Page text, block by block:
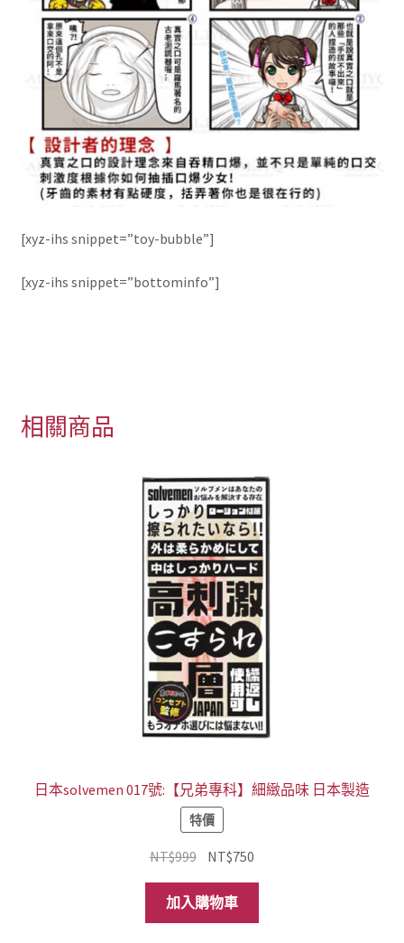
[xyz-ihs snippet=”toy-bubble”]
[xyz-ihs snippet=”bottominfo”]
相關商品
日本solvemen 017號:【兄弟專科】細緻品味 日本製造
特價
NT$999 原
始
價
格：
NT$750
前
格：
加入購物車